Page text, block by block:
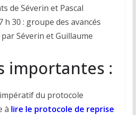
de Séverin et Pascal
h 30 : groupe des avancés
Séverin et Guillaume
importantes :
du protocole
à lire le protocole de reprise